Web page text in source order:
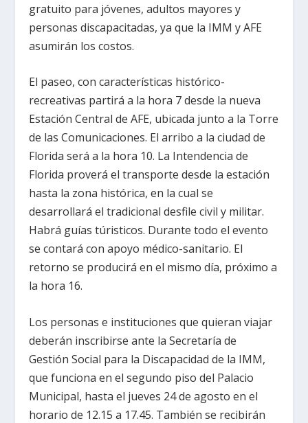
gratuito para jóvenes, adultos mayores y
personas discapacitadas, ya que la IMM y AFE
asumirán los costos.
El paseo, con características histórico-
recreativas partirá a la hora 7 desde la nueva
Estación Central de AFE, ubicada junto a la Torre
de las Comunicaciones. El arribo a la ciudad de
Florida será a la hora 10. La Intendencia de
Florida proverá el transporte desde la estación
hasta la zona histórica, en la cual se
desarrollará el tradicional desfile civil y militar.
Habrá guías túristicos. Durante todo el evento
se contará con apoyo médico-sanitario. El
retorno se producirá en el mismo día, próximo a
la hora 16.
Los personas e instituciones que quieran viajar
deberán inscribirse ante la Secretaría de
Gestión Social para la Discapacidad de la IMM,
que funciona en el segundo piso del Palacio
Municipal, hasta el jueves 24 de agosto en el
horario de 12.15 a 17.45. También se recibirán